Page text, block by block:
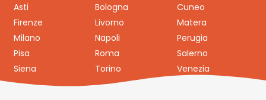
Asti Bologna
Cuneo
Firenze
Livorno
Matera
Milano
Napoli
Perugia
Pisa
Roma
Salerno
Siena
Torino Venezia